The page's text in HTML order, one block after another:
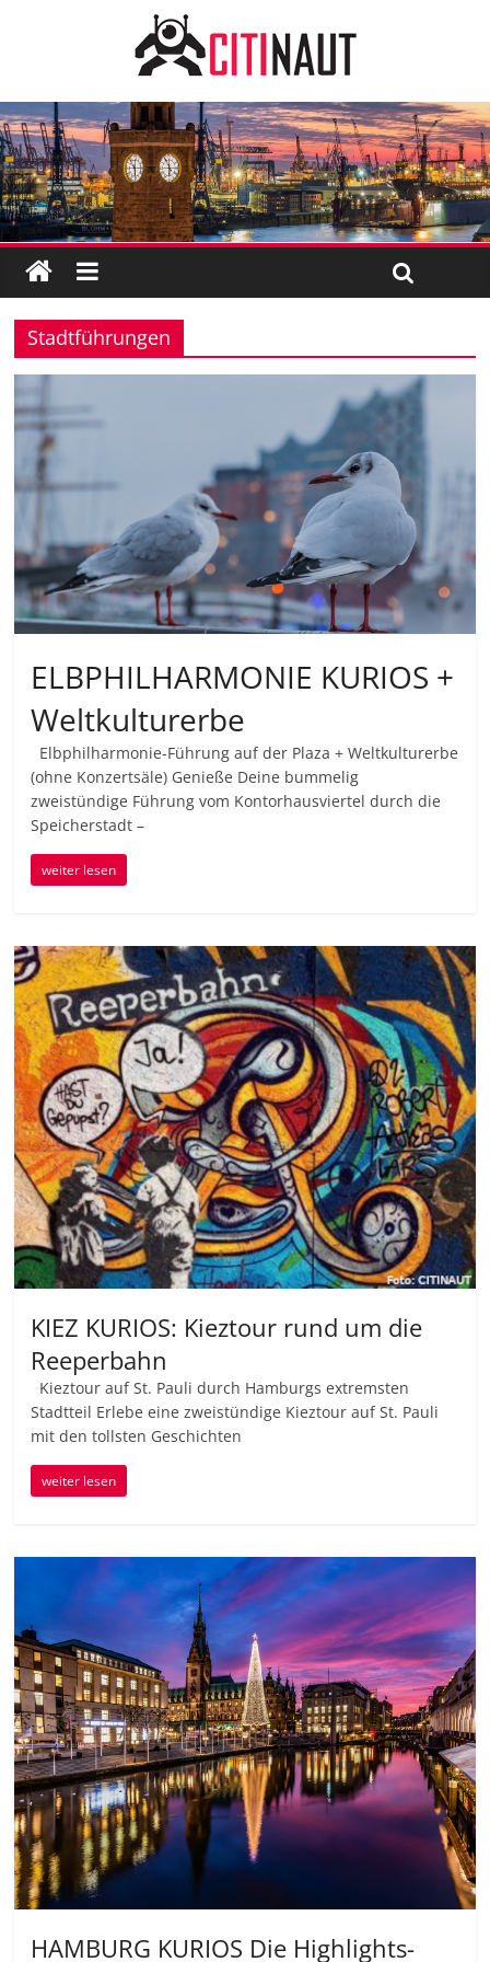
Stadtführungen
ELBPHILHARMONIE KURIOS +
Weltkulturerbe
Elbphilharmonie-Führung auf der Plaza + Weltkulturerbe
(ohne Konzertsäle) Genieße Deine bummelig
zweistündige Führung vom Kontorhausviertel durch die
Speicherstadt –
weiter lesen
KIEZ KURIOS: Kieztour rund um die
Reeperbahn
Kieztour auf St. Pauli durch Hamburgs extremsten
Stadtteil Erlebe eine zweistündige Kieztour auf St. Pauli
mit den tollsten Geschichten
weiter lesen
HAMBURG KURIOS Die Highlights-